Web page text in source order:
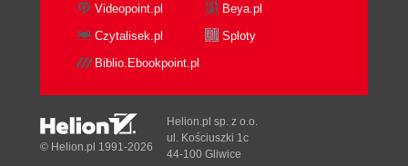
Videopoint.pl
Beya.pl
Czytalisek.pl
Sploty
Biblio.Ebookpoint.pl
© Helion.pl 1991-2026
Helion.pl sp. z o.o.
ul. Kościuszki 1c
44-100 Gliwice